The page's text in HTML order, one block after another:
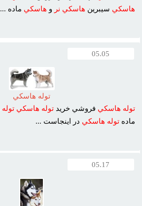
هاسکي سيبرين هاسکي نر و هاسکي ماده ...
05.05
توله هاسکي
توله هاسکي فروشي خريدتوله هاسکي توله
مادهتوله هاسکي در اينجاست ...
05.17